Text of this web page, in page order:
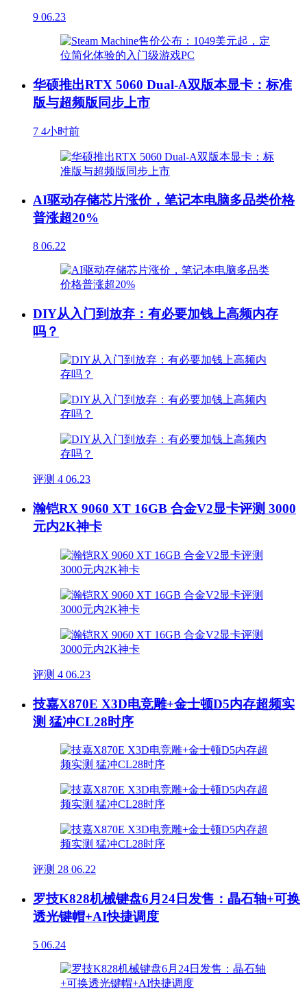
9 06.23
华硕推出RTX 5060 Dual-A双版本显卡：标准
版与超频版同步上市
7 4小时前
AI驱动存储芯片涨价，笔记本电脑多品类价格
普涨超20%
8 06.22
DIY从入门到放弃：有必要加钱上高频内存
吗？
评测 4 06.23
瀚铠RX 9060 XT 16GB 合金V2显卡评测 3000
元内2K神卡
评测 4 06.23
技嘉X870E X3D电竞雕+金士顿D5内存超频实
测 猛冲CL28时序
评测 28 06.22
罗技K828机械键盘6月24日发售：晶石轴+可换
透光键帽+AI快捷调度
5 06.24